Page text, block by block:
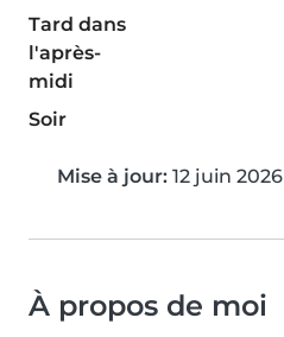
Tard dans
l'après-
midi
Soir
Mise à jour: 12 juin 2026
À propos de moi